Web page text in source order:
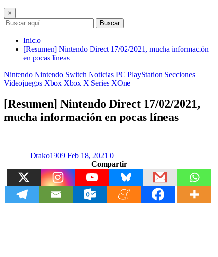
×
Buscar
Inicio
[Resumen] Nintendo Direct 17/02/2021, mucha información
en pocas líneas
Nintendo Nintendo Switch Noticias PC PlayStation Secciones
Videojuegos Xbox Xbox X Series XOne
[Resumen] Nintendo Direct 17/02/2021,
mucha información en pocas líneas
Drako1909 Feb 18, 2021 0
Compartir